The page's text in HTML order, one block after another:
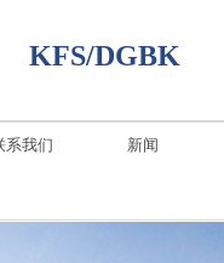
KFS/DGBK
系我们 新闻